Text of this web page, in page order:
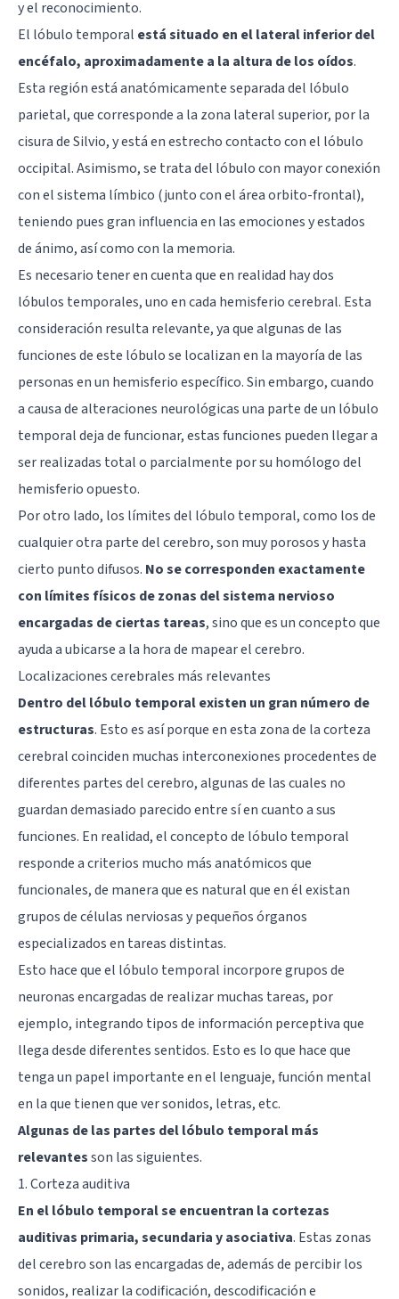
y el reconocimiento.
El lóbulo temporal está situado en el lateral inferior del
encéfalo, aproximadamente a la altura de los oídos.
Esta región está anatómicamente separada del lóbulo
parietal, que corresponde a la zona lateral superior, por la
cisura de Silvio, y está en estrecho contacto con el lóbulo
occipital. Asimismo, se trata del lóbulo con mayor conexión
con elsistema límbico (junto con el área orbito-frontal),
teniendo pues gran influencia en las emociones y estados
de ánimo, así como con la memoria.
Es necesario tener en cuenta que en realidad hay dos
lóbulos temporales, uno en cada hemisferio cerebral. Esta
consideración resulta relevante, ya que algunas de las
funciones de este lóbulo se localizan en la mayoría de las
personas en un hemisferio específico. Sin embargo, cuando
a causa de alteraciones neurológicas una parte de un lóbulo
temporal deja de funcionar, estas funciones pueden llegar a
ser realizadas total o parcialmente por su homólogo del
hemisferio opuesto.
Por otro lado, los límites del lóbulo temporal, como los de
cualquier otra parte del cerebro, son muy porosos y hasta
cierto punto difusos. No se corresponden exactamente
con límites físicos de zonas del sistema nervioso
encargadas de ciertas tareas, sino que es un concepto que
ayuda a ubicarse a la hora de mapear el cerebro.
Localizaciones cerebrales más relevantes
Dentro del lóbulo temporal existen un gran número de
estructuras. Esto es así porque en esta zona de la corteza
cerebral coinciden muchas interconexiones procedentes de
diferentes partes del cerebro, algunas de las cuales no
guardan demasiado parecido entre sí en cuanto a sus
funciones. En realidad, el concepto de lóbulo temporal
responde a criterios mucho más anatómicos que
funcionales, de manera que es natural que en él existan
grupos de células nerviosas y pequeños órganos
especializados en tareas distintas.
Esto hace que el lóbulo temporal incorpore grupos de
neuronas encargadas de realizar muchas tareas, por
ejemplo, integrando tipos de información perceptiva que
llega desde diferentes sentidos. Esto es lo que hace que
tenga un papel importante en el lenguaje, función mental
en la que tienen que ver sonidos, letras, etc.
Algunas de las partes del lóbulo temporal más
relevantesson las siguientes.
1. Corteza auditiva
En el lóbulo temporal se encuentran la cortezas
auditivas primaria, secundaria y asociativa. Estas zonas
del cerebro son las encargadas de, además de percibir los
sonidos, realizar la codificación, descodificación e